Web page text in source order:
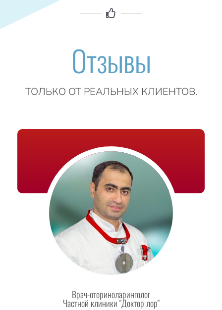
Отзывы
ТОЛЬКО ОТ РЕАЛЬНЫХ КЛИЕНТОВ.
Врач-оториноларинголог
Частной клиники "Доктор лор"